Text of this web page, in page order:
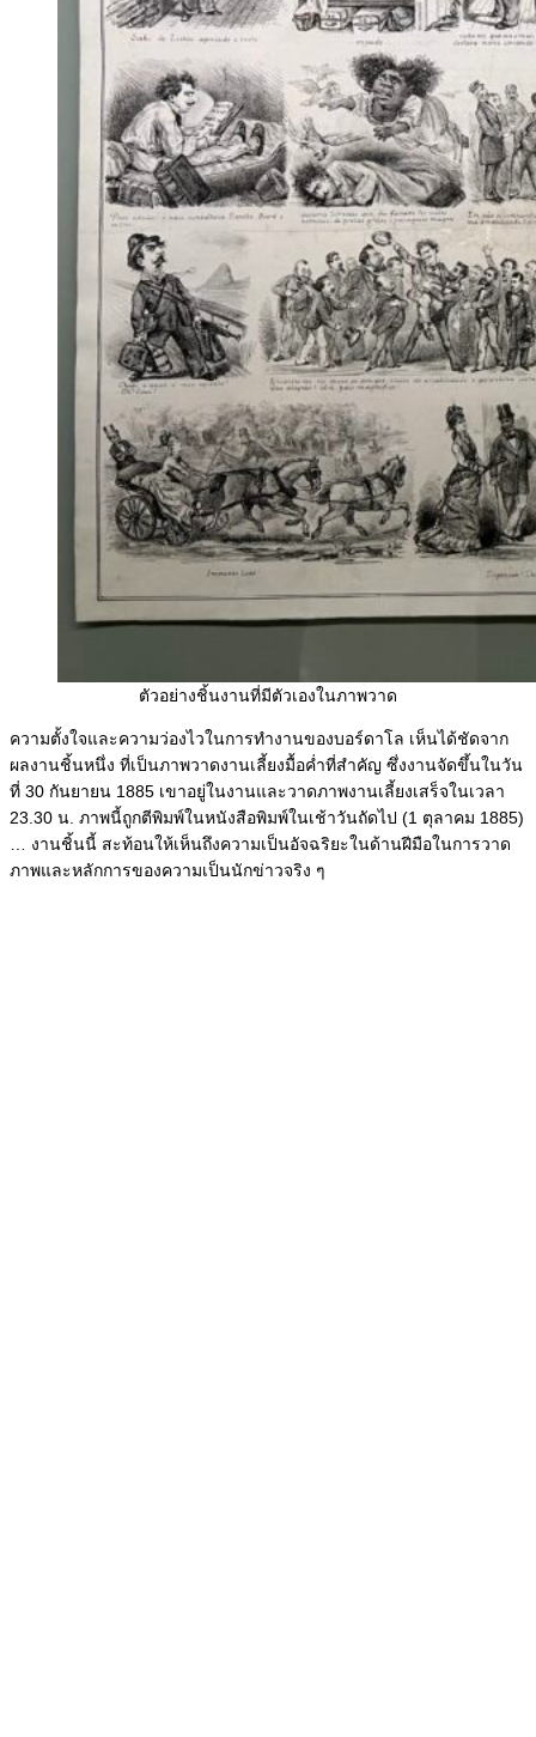
ตัวอย่างชิ้นงานที่มีตัวเองในภาพวาด
ความตั้งใจและความว่องไวในการทำงานของบอร์ดาโล เห็นได้ชัดจาก
ผลงานชิ้นหนึ่ง ที่เป็นภาพวาดงานเลี้ยงมื้อค่ำที่สำคัญ ซึ่งงานจัดขึ้นในวัน
ที่ 30 กันยายน 1885 เขาอยู่ในงานและวาดภาพงานเลี้ยงเสร็จในเวลา
23.30 น. ภาพนี้ถูกตีพิมพ์ในหนังสือพิมพ์ในเช้าวันถัดไป (1 ตุลาคม 1885)
… งานชิ้นนี้ สะท้อนให้เห็นถึงความเป็นอัจฉริยะในด้านฝีมือในการวาด
ภาพและหลักการของความเป็นนักข่าวจริง ๆ